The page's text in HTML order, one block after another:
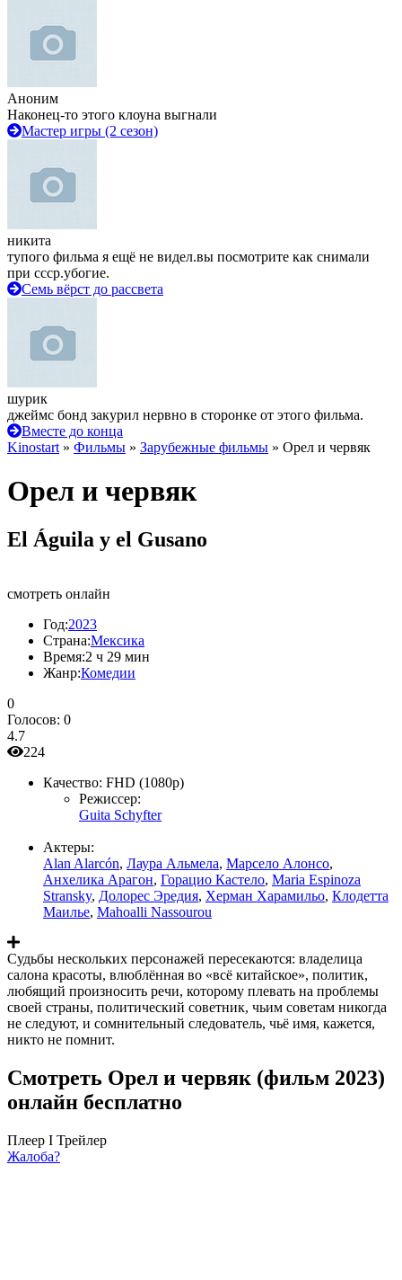
Аноним
Наконец-то этого клоуна выгнали
Мастер игры (2 сезон)
никита
тупого фильма я ещё не видел.вы посмотрите как снимали
при ссср.убогие.
Семь вёрст до рассвета
шурик
джеймс бонд закурил нервно в сторонке от этого фильма.
Вместе до конца
Kinostart » Фильмы » Зарубежные фильмы » Орел и червяк
Орел и червяк
El Águila y el Gusano
смотреть онлайн
Год:2023
Страна:Мексика
Время:2 ч 29 мин
Жанр:Комедии
0
Голосов: 0
4.7
224
Качество: FHD (1080p)
Режиссер:
Guita Schyfter
Актеры:
Alan Alarcón, Лаура Альмела, Марсело Алонсо,
Анхелика Арагон, Горацио Кастело, Maria Espinoza
Stransky, Долорес Эредия, Херман Харамильо, Клодетта
Маилье, Mahoalli Nassourou
Судьбы нескольких персонажей пересекаются: владелица
салона красоты, влюблённая во «всё китайское», политик,
любящий произносить речи, которому плевать на проблемы
своей страны, политический советник, чьим советам никогда
не следуют, и сомнительный следователь, чьё имя, кажется,
никто не помнит.
Смотреть Орел и червяк (фильм 2023)
онлайн бесплатно
Плеер I Трейлер
Жалоба?